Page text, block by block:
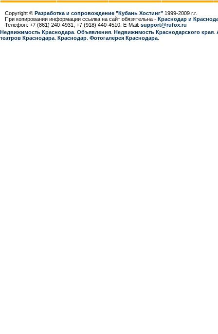
Copyright © Разработка и сопровождение "Кубань Хостинг" 1999-2009 г.г.
При копировании информации ссылка на сайт обязятельна - Краснодар и
Телефон: +7 (861) 240-4931, +7 (918) 440-4510. E-Mail: support@rufox.ru
Недвижимость Краснодара Объявления Недвижимость Краснодарcкого края
театров Краснодара Краснодар Фотогалерея Краснодара